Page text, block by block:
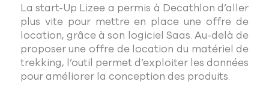
La start-Up Lizee a permis à Decathlon d’aller
plus vite pour mettre en place une offre de
location, grâce à son logiciel Saas. Au-delà de
proposer une offre de location du matériel de
trekking, l’outil permet d’exploiter les données
pour améliorer la conception des produits.